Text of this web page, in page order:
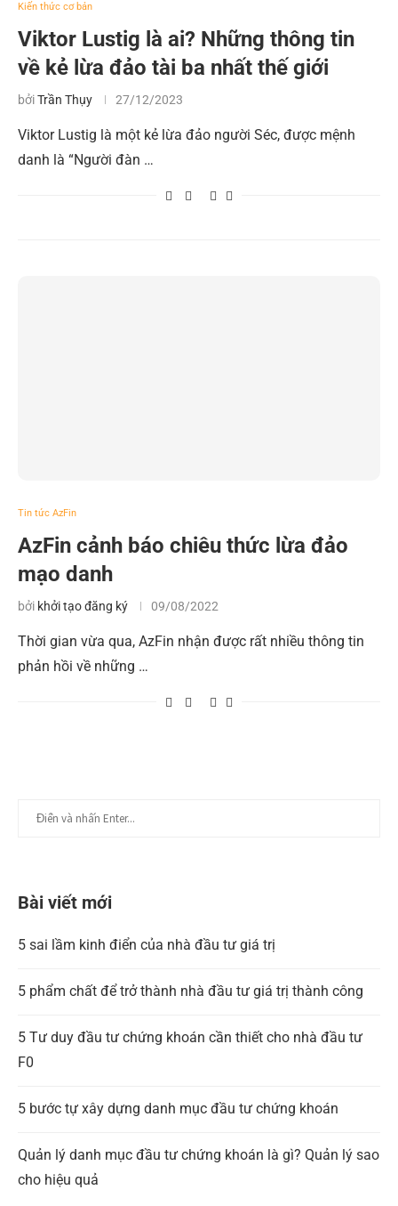
Kiến thức cơ bản
Viktor Lustig là ai? Những thông tin
về kẻ lừa đảo tài ba nhất thế giới
bởiTrần Thụy 27/12/2023
Viktor Lustig là một kẻ lừa đảo người Séc, được mệnh
danh là “Người đàn …
Tin tức AzFin
AzFin cảnh báo chiêu thức lừa đảo
mạo danh
bởi khởi tạo đăng ký 09/08/2022
Thời gian vừa qua, AzFin nhận được rất nhiều thông tin
phản hồi về những …
Bài viết mới
5 sai lầm kinh điển của nhà đầu tư giá trị
5 phẩm chất để trở thành nhà đầu tư giá trị thành công
5 Tư duy đầu tư chứng khoán cần thiết cho nhà đầu tư
F0
5 bước tự xây dựng danh mục đầu tư chứng khoán
Quản lý danh mục đầu tư chứng khoán là gì? Quản lý sao
cho hiệu quả